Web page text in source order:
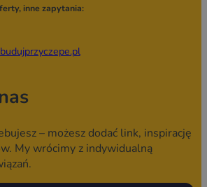
inne zapytania:
– możesz dodać link, inspirację
My wrócimy z indywidualną